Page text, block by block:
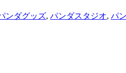
ンダグッズ, パンダスタジオ, パ